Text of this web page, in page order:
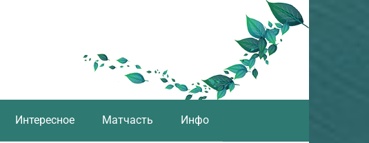
Интересное Матчасть Инфо